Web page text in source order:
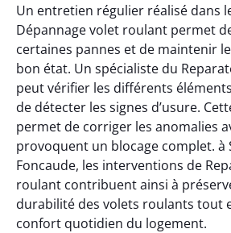
Un entretien régulier réalisé dans
Dépannage volet roulant permet
certaines pannes et de maintenir
bon état. Un spécialiste du
peut vérifier les différents
de détecter les signes d’usure.
permet de corriger les anomalies
provoquent un blocage complet. à
Foncaude, les interventions de
roulant contribuent ainsi à
durabilité des volets roulants tout
confort quotidien du logement.